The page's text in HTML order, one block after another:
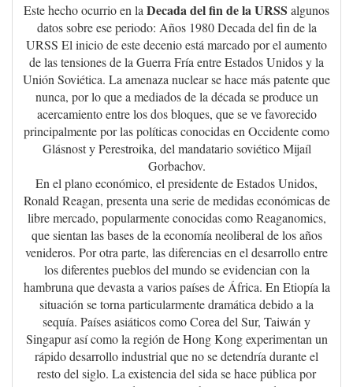
Este hecho ocurrio en laDecada del fin de la URSS algunos
datos sobre ese periodo: Años 1980 Decada del fin de la
URSS El inicio de este decenio está marcado por el aumento
de las tensiones de la Guerra Fría entre Estados Unidos y la
Unión Soviética. La amenaza nuclear se hace más patente que
nunca, por lo que a mediados de la década se produce un
acercamiento entre los dos bloques, que se ve favorecido
principalmente por las políticas conocidas en Occidente como
Glásnost y Perestroika, del mandatario soviético Mijaíl
Gorbachov.
En el plano económico, el presidente de Estados Unidos,
Ronald Reagan, presenta una serie de medidas económicas de
libre mercado, popularmente conocidas como Reaganomics,
que sientan las bases de la economía neoliberal de los años
venideros. Por otra parte, las diferencias en el desarrollo entre
los diferentes pueblos del mundo se evidencian con la
hambruna que devasta a varios países de África. En Etiopía la
situación se torna particularmente dramática debido a la
sequía. Países asiáticos como Corea del Sur, Taiwán y
Singapur así como la región de Hong Kong experimentan un
rápido desarrollo industrial que no se detendría durante el
resto del siglo. La existencia del sida se hace pública por